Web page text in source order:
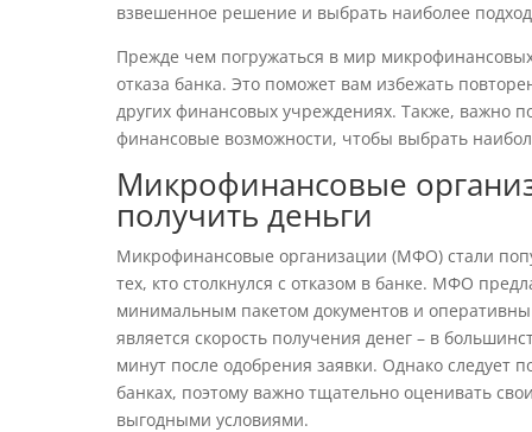
взвешенное решение и выбрать наиболее
Прежде чем погружаться в мир
отказа банка. Это поможет вам избежать
других финансовых учреждениях. Также, важно
финансовые возможности, чтобы выбрать
Микрофинансовые
получить деньги
Микрофинансовые организации (МФО) стали
тех, кто столкнулся с отказом в банке. МФО
минимальным пакетом документов и
является скорость получения денег – в
минут после одобрения заявки. Однако
банках, поэтому важно тщательно оценивать
выгодными условиями.